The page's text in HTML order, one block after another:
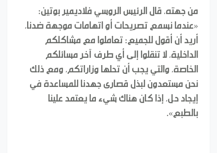
من جهته، قال الرئيس الروسي فلاديمير بوتين:
«عندما نسمع تصريحات أو اتهامات موجهة ضدنا،
أريد أن أقول للجميع: تعاملوا مع مشاكلكم
الداخلية، لا تنقلوا إلى أي طرف آخر مسائلكم
الخاصة، والتي يجب أن تحلها وزاراتكم، ومع ذلك
نحن مستعدون لبذل قصارى جهدنا للمساعدة في
إيجاد حل، إذا كان هناك شيء ما يعتمد علينا
بالطبع».